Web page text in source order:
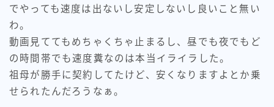
でやっても速度は出ないし安定しないし良いこと無い
わ。
動画見ててもめちゃくちゃ止まるし、昼でも夜でもど
の時間帯でも速度糞なのは本当イライラした。
祖母が勝手に契約してたけど、安くなりますよとか乗
せられたんだろうなぁ。